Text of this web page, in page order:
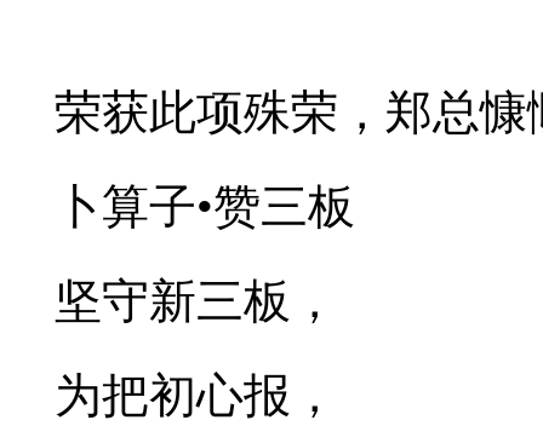
荣获此项殊荣，郑总
卜算子•赞三板
坚守新三板，
为把初心报，